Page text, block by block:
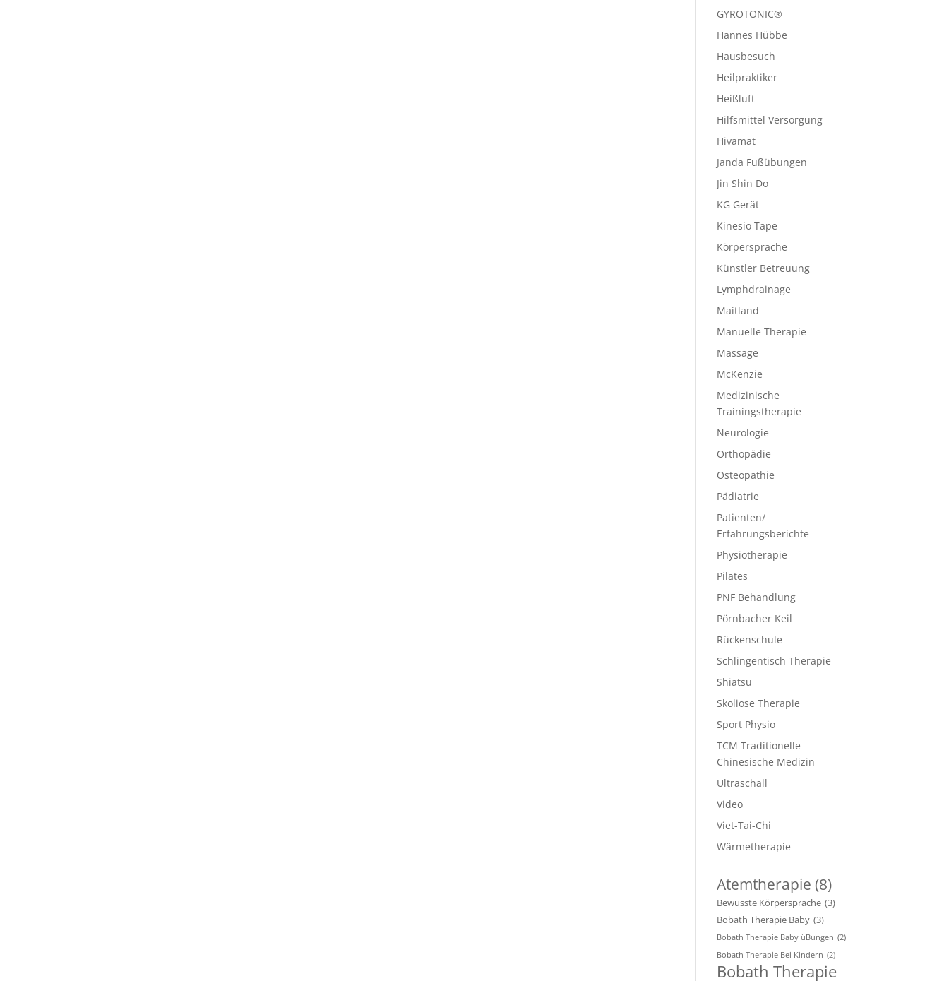
GYROTONIC®
Hannes Hübbe
Hausbesuch
Heilpraktiker
Heißluft
Hilfsmittel Versorgung
Hivamat
Janda Fußübungen
Jin Shin Do
KG Gerät
Kinesio Tape
Körpersprache
Künstler Betreuung
Lymphdrainage
Maitland
Manuelle Therapie
Massage
McKenzie
Medizinische
Trainingstherapie
Neurologie
Orthopädie
Osteopathie
Pädiatrie
Patienten/
Erfahrungsberichte
Physiotherapie
Pilates
PNF Behandlung
Pörnbacher Keil
Rückenschule
Schlingentisch Therapie
Shiatsu
Skoliose Therapie
Sport Physio
TCM Traditionelle
Chinesische Medizin
Ultraschall
Video
Viet-Tai-Chi
Wärmetherapie
Atemtherapie (8)
Bewusste Körpersprache (3)
Bobath Therapie Baby (3)
Bobath Therapie Baby üBungen (2)
Bobath Therapie Bei Kindern (2)
Bobath Therapie